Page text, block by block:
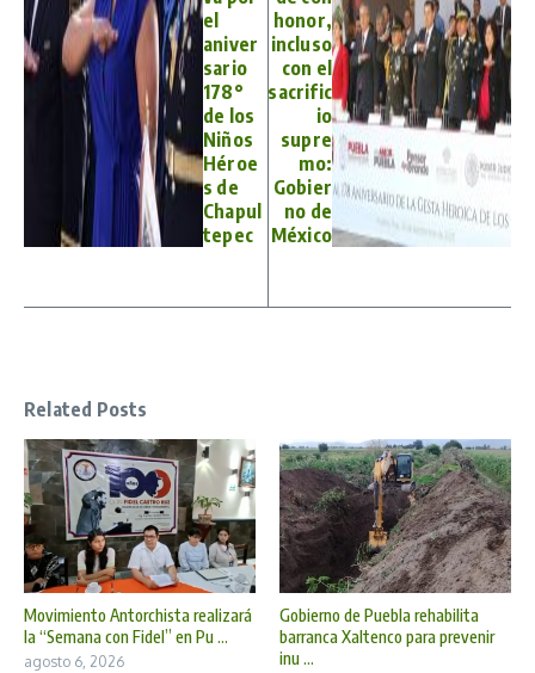
el
aniver
sario
178°
de los
Niños
Héroe
s de
Chapul
tepec
honor,
incluso
con el
sacrific
io
supre
mo:
Gobier
no de
México
Related Posts
Movimiento Antorchista realizará
la “Semana con Fidel” en Pu ...
agosto 6, 2026
Gobierno de Puebla rehabilita
barranca Xaltenco para prevenir
inu ...